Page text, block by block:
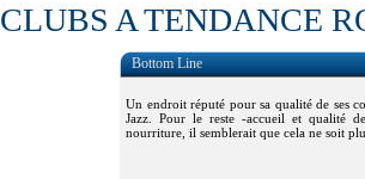
CLUBS A TENDANCE
Bottom Line
Un endroit réputé pour sa qualité de ses
Jazz. Pour le reste -accueil et qualité
nourriture, il semblerait que cela ne soit